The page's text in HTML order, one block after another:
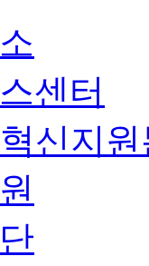
센터
신지